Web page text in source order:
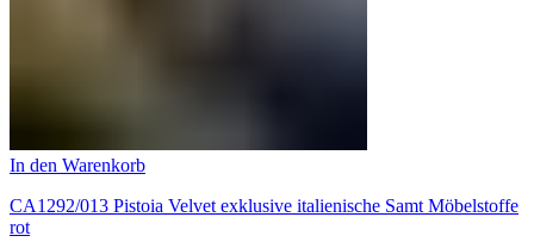
In den Warenkorb
CA1292/013 Pistoia Velvet exklusive italienische Samt Möbelstoffe
rot